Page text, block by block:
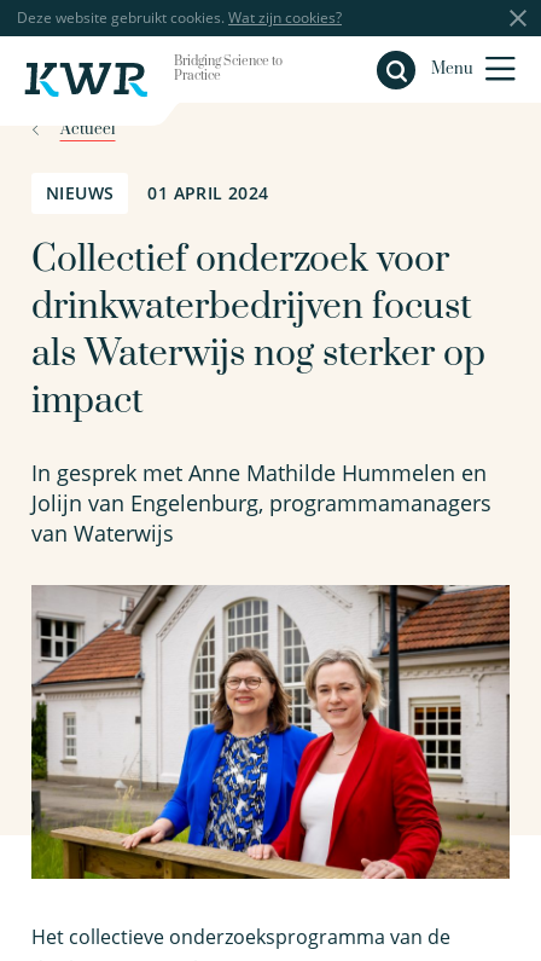
Deze website gebruikt cookies. Wat zijn cookies?
Bridging Science to
Practice
Menu
Sluiten
Actueel
NIEUWS 01 APRIL 2024
Collectief onderzoek voor
drinkwaterbedrijven focust
als Waterwijs nog sterker op
impact
In gesprek met Anne Mathilde Hummelen en
Jolijn van Engelenburg, programmamanagers
van Waterwijs
Het collectieve onderzoeksprogramma van de